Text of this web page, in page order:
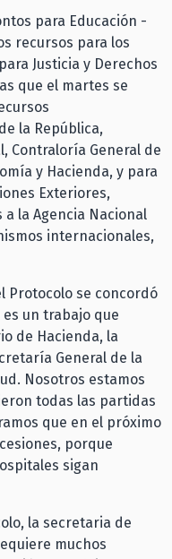
para Educación -
recursos para los
Justicia y Derechos
que el martes se
la República,
Contraloría General de
y Hacienda, y para
Exteriores,
la Agencia Nacional
internacionales,
Protocolo se concordó
un trabajo que
de Hacienda, la
General de la
Nosotros estamos
todas las partidas
que en el próximo
porque
sigan
la secretaria de
muchos